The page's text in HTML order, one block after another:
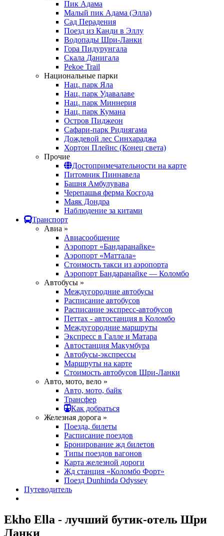
Пик Адама
Малый пик Адама (Элла)
Сад Перадения
Поезд из Канди в Эллу
Водопады Шри-Ланки
Гора Пидурунгала
Скала Данигала
Pekoe Trail
Национальные парки
Нац. парк Яла
Нац. парк Удавалаве
Нац. парк Миннерия
Нац. парк Кумана
Остров Пиджеон
Сафари-парк Ридиягама
Дождевой лес Синхараджа
Хортон Плейнс (Конец света)
Прочие
Достопримечательности на карте
Питомник Пиннавела
Башня Амбулувава
Черепашья ферма Косгода
Маяк Дондра
Наблюдение за китами
Транспорт
Авиа »
Авиасообщение
Аэропорт «Бандаранайке»
Аэропорт «Маттала»
Стоимость такси из аэропорта
Аэропорт Бандаранайке — Коломбо
Автобусы »
Междугородние автобусы
Расписание автобусов
Расписание экспресс-автобусов
Петтах - автостанция в Коломбо
Междугородние маршруты
Экспресс в Галле и Матара
Автостанция Макумбура
Автобусы-экспрессы
Маршруты на карте
Стоимость автобусов Шри-Ланки
Авто, мото, вело »
Авто, мото, байк
Трансфер
Как добраться
Железная дорога »
Поезда, билеты
Расписание поездов
Бронирование жд билетов
Типы поездов вагонов
Карта железной дороги
Жд станция «Коломбо Форт»
Поезд Dunhinda Odyssey
Путеводитель
Ekho Ella - лучший бутик-отель Шри
Ланки